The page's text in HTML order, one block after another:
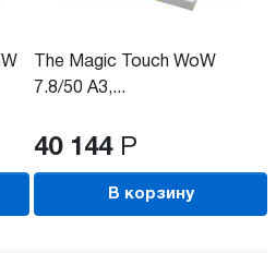
The Magic Touch WoW
7.8/50 A3,...
40 144 Р
В корзину